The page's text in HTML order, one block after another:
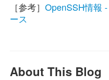
［参考］ OpenSSH情報
ース
About This Blog